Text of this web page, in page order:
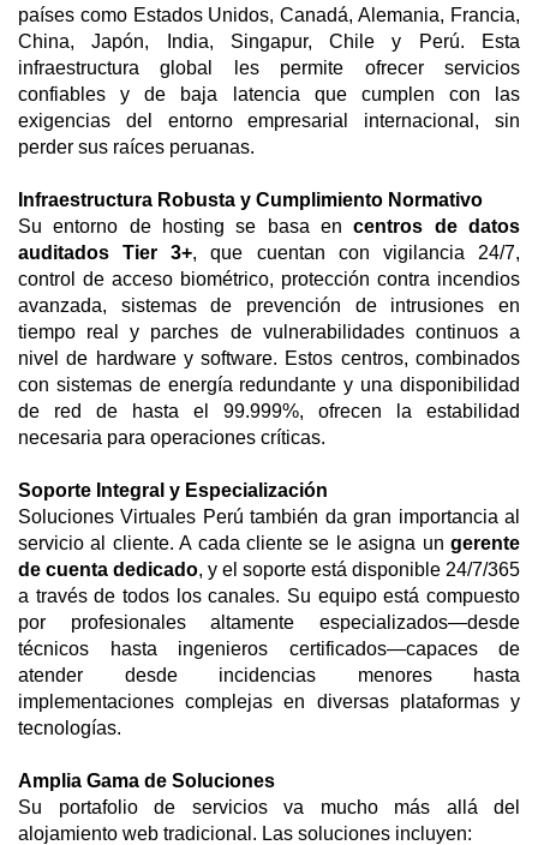
países como Estados Unidos, Canadá, Alemania, Francia,
China, Japón, India, Singapur, Chile y Perú. Esta
infraestructura global les permite ofrecer servicios
confiables y de baja latencia que cumplen con las
exigencias del entorno empresarial internacional, sin
perder sus raíces peruanas.
Infraestructura Robusta y Cumplimiento Normativo
Su entorno de hosting se basa encentros de datos
auditados Tier 3+, que cuentan con vigilancia 24/7,
control de acceso biométrico, protección contra incendios
avanzada, sistemas de prevención de intrusiones en
tiempo real y parches de vulnerabilidades continuos a
nivel de hardware y software. Estos centros, combinados
con sistemas de energía redundante y una disponibilidad
de red de hasta el 99.999%, ofrecen la estabilidad
necesaria para operaciones críticas.
Soporte Integral y Especialización
Soluciones Virtuales Perú también da gran importancia al
servicio al cliente. A cada cliente se le asigna un gerente
de cuenta dedicado, y el soporte está disponible 24/7/365
a través de todos los canales. Su equipo está compuesto
por profesionales altamente especializados—desde
técnicos hasta ingenieros certificados—capaces de
atender desde incidencias menores hasta
implementaciones complejas en diversas plataformas y
tecnologías.
Amplia Gama de Soluciones
Su portafolio de servicios va mucho más allá del
alojamiento web tradicional. Las soluciones incluyen: